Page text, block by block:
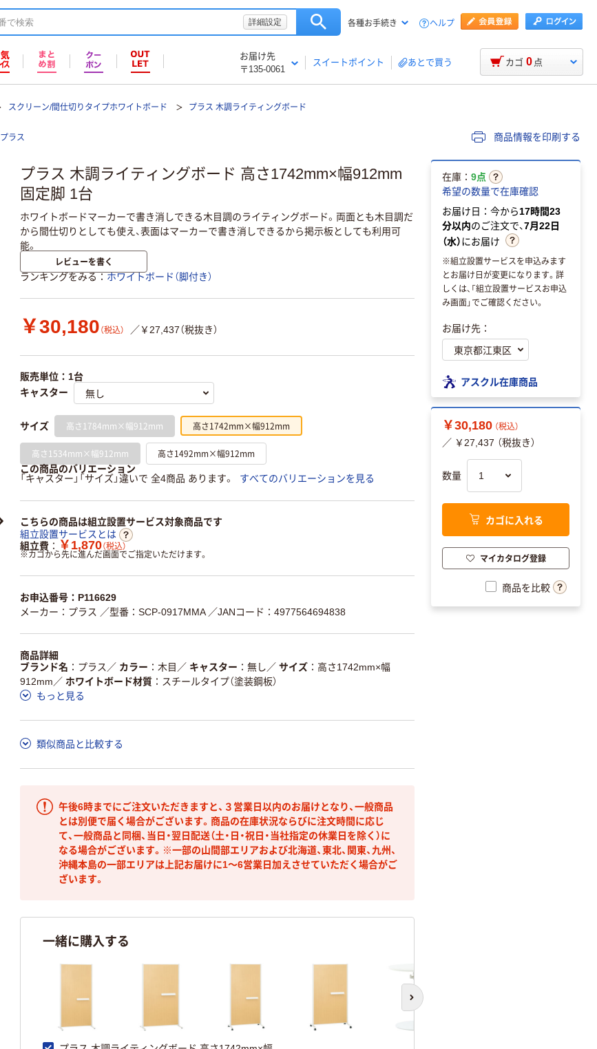
詳細設定 各種お手続き ヘルプ
お届け先
〒135-0061
スイートポイント あとで買う カゴ 0 点
スクリーン/間仕切りタイプホワイトボード プラス 木調ライティングボード
プラス 商品情報を印刷する
プラス 木調ライティングボード 高さ1742mm×幅912mm
固定脚 1台
ホワイトボードマーカーで書き消しできる木目調のライティングボード。両面とも木目調だ
から間仕切りとしても使え、表面はマーカーで書き消しできるから掲示板としても利用可
能。
レビューを書く
ランキングをみる ホワイトボード（脚付き）
￥30,180 （税込） ／￥27,437（税抜き）
販売単位：1台
キャスター
サイズ 高さ1784mm×幅912mm 高さ1742mm×幅912mm
高さ1534mm×幅912mm 高さ1492mm×幅912mm
この商品のバリエーション
「キャスター」「サイズ」違いで 全4商品 あります。
すべてのバリエーションを見る
こちらの商品は組立設置サービス対象商品です
組立設置サービスとは
組立費
￥1,870（税込）
※カゴから先に進んだ画面でご指定いただけます。
お申込番号：P116629
メーカー：プラス ／型番：SCP-0917MMA ／JANコード：4977564694838
商品詳細
ブランド名
プラス ／ カラー 木目 ／ キャスター 無し／ サイズ
高さ1742mm×幅
912mm／ ホワイトボード材質
スチールタイプ（塗装鋼板）
もっと見る
類似商品と比較する
午後6時までにご注文いただきますと、３営業日以内のお届けとなり、一般商品
とは別便で届く場合がございます。商品の在庫状況ならびに注文時間に応じ
て、一般商品と同梱、当日・翌日配送（土・日・祝日・当社指定の休業日を除く）に
なる場合がございます。※一部の山間部エリアおよび北海道、東北、関東、九州、
沖縄本島の一部エリアは上記お届けに1～6営業日加えさせていただく場合がご
ざいます。
一緒に購入する
次のスライドへ
在庫： 9点
希望の数量で在庫確認
お届け日：今から17時間23
分以内のご注文で、7月22日
（水）にお届け
※組立設置サービスを申込みます
とお届け日が変更になります。詳
しくは、「組立設置サービスお申込
み画面」でご確認ください。
お届け先：
アスクル在庫商品
￥30,180 （税込）
／ ￥27,437 （税抜き）
数量
カゴに入れる
マイカタログ登録
商品を比較